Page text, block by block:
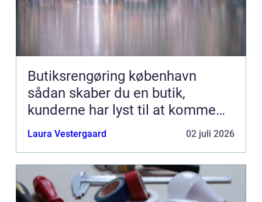
Butiksrengøring københavn
sådan skaber du en butik,
kunderne har lyst til at komme
tilbage til
Laura Vestergaard 02 juli 2026